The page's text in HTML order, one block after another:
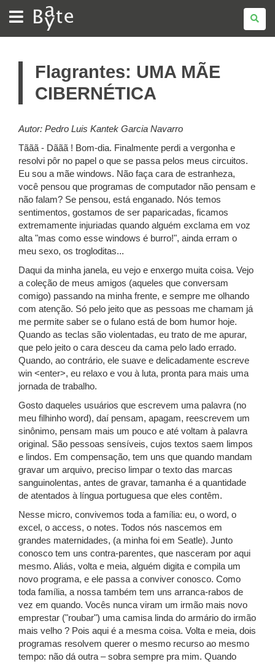
BATE
BYTE
Flagrantes: UMA MÃE
CIBERNÉTICA
Autor: Pedro Luis Kantek Garcia Navarro
Tããã - Dããã ! Bom-dia. Finalmente perdi a vergonha e
resolvi pôr no papel o que se passa pelos meus circuitos.
Eu sou a mãe windows. Não faça cara de estranheza,
você pensou que programas de computador não pensam e
não falam? Se pensou, está enganado. Nós temos
sentimentos, gostamos de ser paparicadas, ficamos
extremamente injuriadas quando alguém exclama em voz
alta "mas como esse windows é burro!", ainda erram o
meu sexo, os trogloditas...
Daqui da minha janela, eu vejo e enxergo muita coisa. Vejo
a coleção de meus amigos (aqueles que conversam
comigo) passando na minha frente, e sempre me olhando
com atenção. Só pelo jeito que as pessoas me chamam já
me permite saber se o fulano está de bom humor hoje.
Quando as teclas são violentadas, eu trato de me apurar,
que pelo jeito o cara desceu da cama pelo lado errado.
Quando, ao contrário, ele suave e delicadamente escreve
win <enter>, eu relaxo e vou à luta, pronta para mais uma
jornada de trabalho.
Gosto daqueles usuários que escrevem uma palavra (no
meu filhinho word), daí pensam, apagam, reescrevem um
sinônimo, pensam mais um pouco e até voltam à palavra
original. São pessoas sensíveis, cujos textos saem limpos
e lindos. Em compensação, tem uns que quando mandam
gravar um arquivo, preciso limpar o texto das marcas
sanguinolentas, antes de gravar, tamanha é a quantidade
de atentados à língua portuguesa que eles contêm.
Nesse micro, convivemos toda a família: eu, o word, o
excel, o access, o notes. Todos nós nascemos em
grandes maternidades, (a minha foi em Seatle). Junto
conosco tem uns contra-parentes, que nasceram por aqui
mesmo. Aliás, volta e meia, alguém digita e compila um
novo programa, e ele passa a conviver conosco. Como
toda família, a nossa também tem uns arranca-rabos de
vez em quando. Vocês nunca viram um irmão mais novo
emprestar ("roubar") uma camisa linda do armário do irmão
mais velho ? Pois aqui é a mesma coisa. Volta e meia, dois
programas resolvem querer o mesmo recurso ao mesmo
tempo: não dá outra – sobra sempre pra mim. Quando